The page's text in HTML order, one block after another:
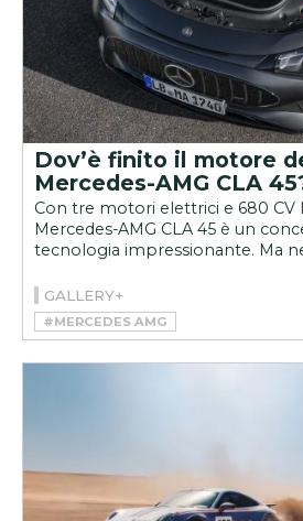
Dov’è finito il motore
Mercedes-AMG CLA
Con tre motori elettrici e 680 CV
Mercedes-AMG CLA 45 è un
tecnologia impressionante. Ma
GALLERY+
#MERCEDES AMG
#MERCEDES-AMG CLA 45 4MATIC+